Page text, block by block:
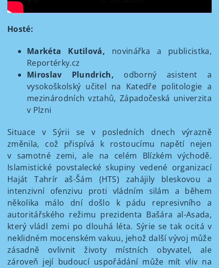
Hosté:
Markéta Kutilová, novinářka a publicistka,
Reportérky.cz
Miroslav Plundrich, odborný asistent a
vysokoškolský učitel na Katedře politologie a
mezinárodních vztahů, Západočeská univerzita
v Plzni
Situace v Sýrii se v posledních dnech výrazně
změnila, což přispívá k rostoucímu napětí nejen
v samotné zemi, ale na celém Blízkém východě.
Islamistické povstalecké skupiny vedené organizací
Haját Tahrír aš-Šám (HTS) zahájily bleskovou a
intenzivní ofenzivu proti vládním silám a během
několika málo dní došlo k pádu represivního a
autoritářského režimu prezidenta Bašára al-Asada,
který vládl zemi po dlouhá léta. Sýrie se tak ocitá v
neklidném mocenském vakuu, jehož další vývoj může
zásadně ovlivnit životy místních obyvatel, ale
zároveň její budoucí uspořádání může mít vliv na